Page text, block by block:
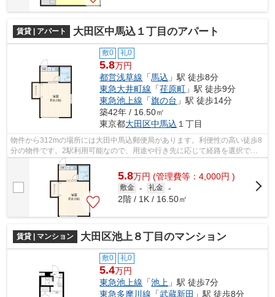
賃貸 | アパート 大田区中馬込１丁目のアパート
敷0 礼0
5.8万円
都営浅草線 「馬込 」駅 徒歩8分
東急大井町線 「荏原町 」駅 徒歩9分
東急池上線 「旗の台 」駅 徒歩14分
築42年 / 16.50㎡
東京都大田区中馬込 １丁目
物件から312mの場所には大田中馬込郵便局があります。利便性の高い徒歩8
分の物件です。2駅利用可能なので、用途や行き先に応じて経路を選択でき
ます。こちらの物件はアパートです。賃...
5.8万円 (管理費等：4,000円 )
敷金 - 礼金 -
2階 / 1K / 16.50㎡
賃貸 | マンション 大田区池上８丁目のマンション
敷0 礼0
5.4万円
東急池上線 「池上 」駅 徒歩7分
東急多摩川線 「武蔵新田 」駅 徒歩8分